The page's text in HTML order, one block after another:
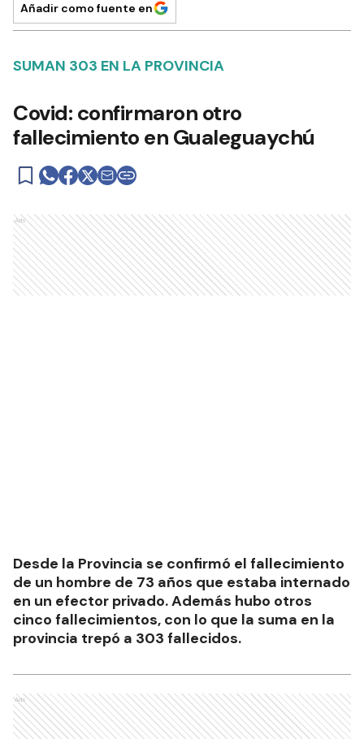
Añadir como fuente en
SUMAN 303 EN LA PROVINCIA
Covid: confirmaron otro
fallecimiento en Gualeguaychú
Ads
Desde la Provincia se confirmó el fallecimiento
de un hombre de 73 años que estaba internado
en un efector privado. Además hubo otros
cinco fallecimientos, con lo que la suma en la
provincia trepó a 303 fallecidos.
Ads